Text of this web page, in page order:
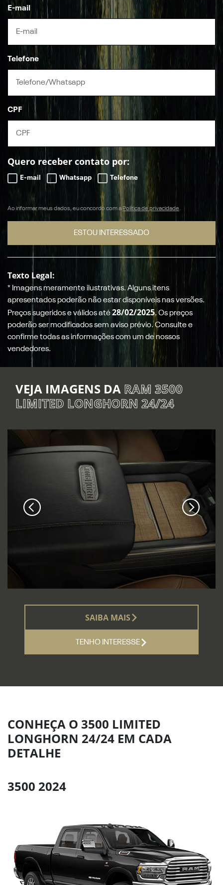
E-mail
Telefone
CPF
Quero receber contato por:
E-mail Whatsapp Telefone
Ao informar meus dados, eu concordo com a Política de privacidade.
ESTOU INTERESSADO
Texto Legal:
* Imagens meramente ilustrativas. Alguns itens
apresentados poderão não estar disponíveis nas versões.
Preços sugeridos e válidos até28/02/2025. Os preços
poderão ser modificados sem aviso prévio. Consulte e
confirme todas as informações com um de nossos
vendedores.
VEJA IMAGENS DA RAM 3500
LIMITED LONGHORN 24/24
SAIBA MAIS
TENHO INTERESSE
CONHEÇA O 3500 LIMITED
LONGHORN 24/24 EM CADA
DETALHE
3500 2024